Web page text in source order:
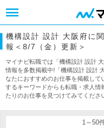
機構設計 設計 大阪府に
報＜8/7（金）更新＞
マイナビ転職では「機構設計 設計
情報を多数掲載中!「機構設計 設計
なたにおすすめのお仕事を掲載し
するキーワードからも転職・求人
たりのお仕事を見つけてみてくださ
1～50